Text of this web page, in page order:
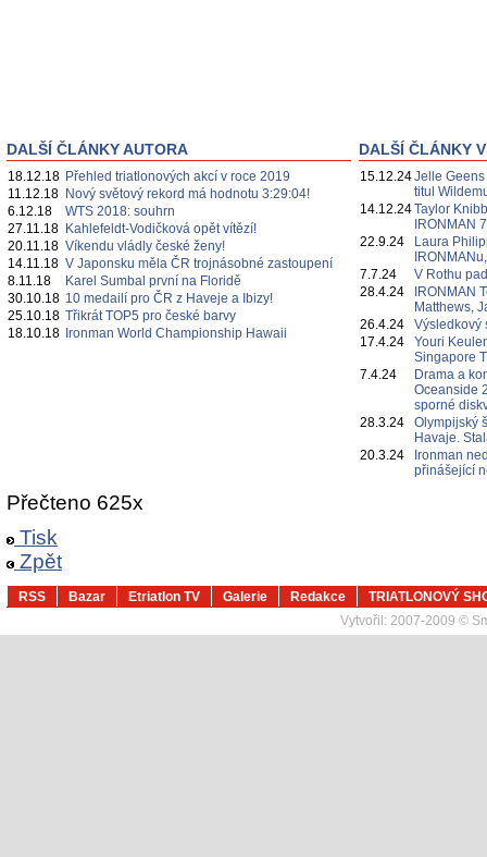
DALŠÍ ČLÁNKY AUTORA
18.12.18 Přehled triatlonových akcí v roce 2019
11.12.18 Nový světový rekord má hodnotu 3:29:04!
6.12.18
WTS 2018: souhrn
27.11.18 Kahlefeldt-Vodičková opět vítězí!
20.11.18 Víkendu vládly české ženy!
14.11.18 V Japonsku měla ČR trojnásobné zastoupení
8.11.18
Karel Sumbal první na Floridě
30.10.18 10 medailí pro ČR z Haveje a Ibizy!
25.10.18 Třikrát TOP5 pro české barvy
18.10.18 Ironman World Championship Hawaii
DALŠÍ ČLÁNKY
15.12.24Jelle
titul
14.12.24Taylor
IRONMAN
22.9.24
Laura
7.7.24
V Rothu
28.4.24
IRONMAN
Matthews,
26.4.24
Výsledkový
17.4.24
Youri
Singapore
7.4.24
Drama a
Oceanside
sporné
28.3.24
Olympijský
Havaje.
20.3.24
Ironman
přinášející
Přečteno 625x
Tisk
Zpět
RSS Bazar Etriatlon TV Galerie Redakce
TRIATLONOVÝ
Vytvořil: 2007-2009 ©